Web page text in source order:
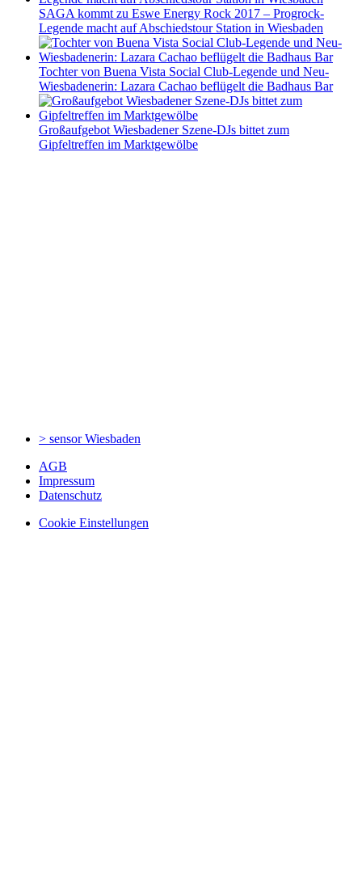
SAGA kommt zu Eswe Energy Rock 2017 – Progrock-
Legende macht auf Abschiedstour Station in Wiesbaden
Tochter von Buena Vista Social Club-Legende und Neu-
Wiesbadenerin: Lazara Cachao beflügelt die Badhaus Bar
Großaufgebot Wiesbadener Szene-DJs bittet zum
Gipfeltreffen im Marktgewölbe
> sensorWiesbaden
AGB
Impressum
Datenschutz
Cookie Einstellungen